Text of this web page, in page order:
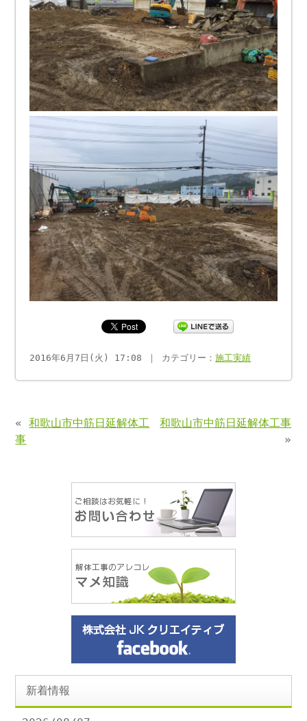
2016年6月7日(火) 17:08 ｜ カテゴリー：施工実績
«和歌山市中筋日延解体工
事
和歌山市中筋日延解体工事
»
新着情報